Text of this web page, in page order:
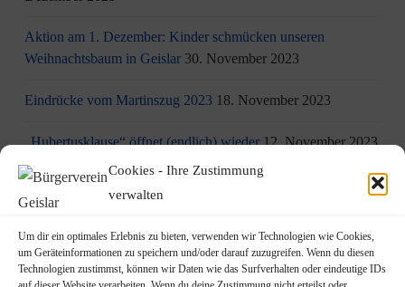
Cookies - Ihre Zustimmung
verwalten
Um dir ein optimales Erlebnis zu bieten, verwenden wir Technologien wie Cookies,
um Geräteinformationen zu speichern und/oder darauf zuzugreifen. Wenn du diesen
Technologien zustimmst, können wir Daten wie das Surfverhalten oder eindeutige IDs
Aktion am 1. Dezember: Kinder schmücken unseren
Weihnachtsbaum in Geislar 30. November 2023
Eindrücke vom Martinszug 2023 18. November 2023
„Hubertusklause“ öffnet (endlich) wieder 12. November 2023
Malwettbewerb für Kinder
JUgendZEntrum Haus Michael 9. November 2023